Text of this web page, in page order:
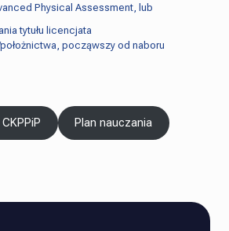
Physical Assessment, lub
tytułu licencjata
począwszy od naboru
Plan nauczania